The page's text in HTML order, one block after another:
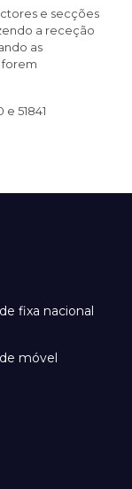
e secções
a receção
as
forem
e 51841
fixa nacional
móvel